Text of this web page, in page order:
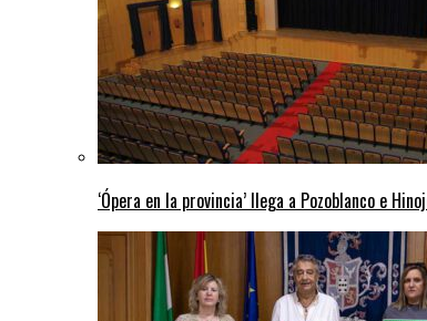
‘Ópera en la provincia’ llega a Pozoblanco e